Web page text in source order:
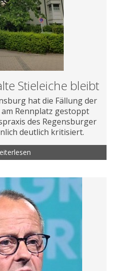
Stieleiche bleibt
hat die Fällung der
Rennplatz gestoppt
des Regensburger
deutlich kritisiert.